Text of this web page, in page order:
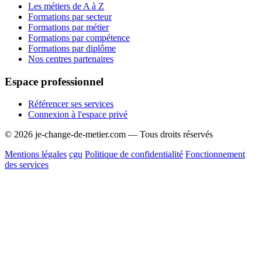
Les métiers de A à Z
Formations par secteur
Formations par métier
Formations par compétence
Formations par diplôme
Nos centres partenaires
Espace professionnel
Référencer ses services
Connexion à l'espace privé
© 2026 je-change-de-metier.com — Tous droits réservés
Mentions légales cgu Politique de confidentialité Fonctionnement
des services